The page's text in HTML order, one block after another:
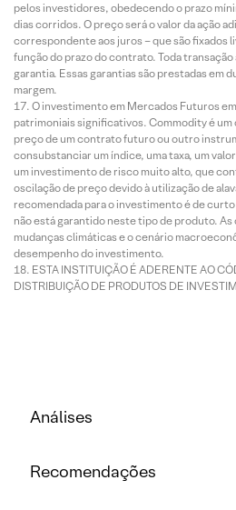
pelos investidores, obedecendo o prazo
dias corridos. O preço será o valor da ação
correspondente aos juros – que são fixados
função do prazo do contrato. Toda
garantia. Essas garantias são prestadas em
margem.
O investimento em Mercados Futuros
patrimoniais significativos. Commodity é
preço de um contrato futuro ou outro
consubstanciar um índice, uma taxa, um
um investimento de risco muito alto, que
oscilação de preço devido à utilização de
recomendada para o investimento é de
não está garantido neste tipo de produto.
mudanças climáticas e o cenário
desempenho do investimento.
ESTA INSTITUIÇÃO É ADERENTE AO
DISTRIBUIÇÃO DE PRODUTOS DE
Análises
Recomendações